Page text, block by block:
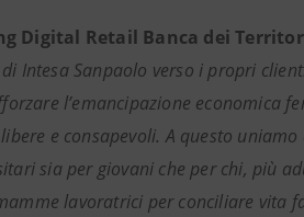
Digital Retail Banca dei
Intesa Sanpaolo verso i propri
l’emancipazione economica
e consapevoli. A questo
sia per giovani che per chi, più
lavoratrici per conciliare vita